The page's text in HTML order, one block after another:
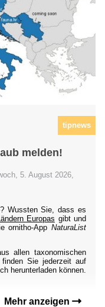
tipnews
melden!
5. August 2026,
Wussten Sie, dass es
Europas gibt und
ornitho-App NaturaList
allen taxonomischen
finden Sie jederzeit auf
herunterladen können.
Mehr anzeigen